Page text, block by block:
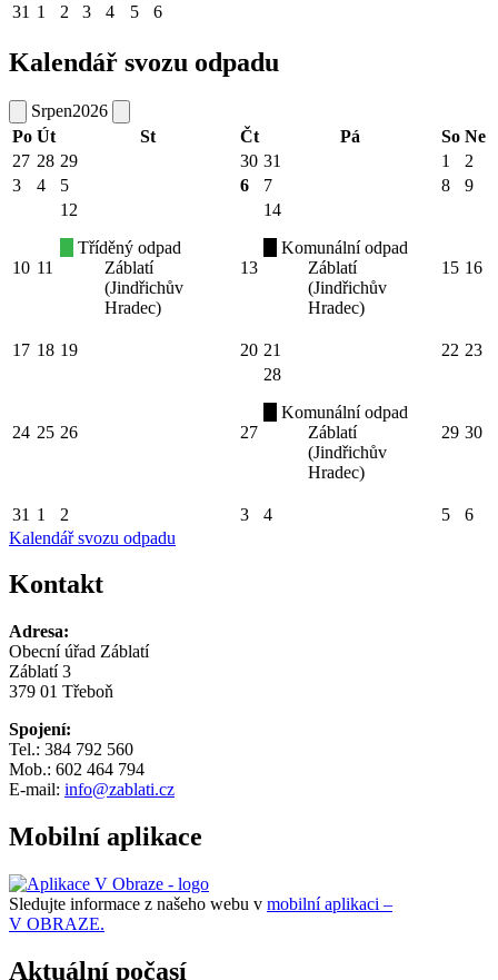
31 1 2 3 4 5 6
Kalendář svozu odpadu
Srpen2026
Po Út St Čt Pá So Ne
27 28 29 30 31 1
2
3
4 5 6 7 8 9
10 11
12
Tříděný odpad
Záblatí
(Jindřichův
Hradec)
13
14
Komunální odpad
Záblatí
(Jindřichův
Hradec)
15 16
17 18 19 20 21 22 23
24 25 26 27
28
Komunální odpad
Záblatí
(Jindřichův
Hradec)
29 30
31 1 2 3 4 5
6
Kalendář svozu odpadu
Kontakt
Adresa:
Obecní úřad Záblatí
Záblatí 3
379 01 Třeboň
Spojení:
Tel.: 384 792 560
Mob.: 602 464 794
E-mail: info@zablati.cz
Mobilní aplikace
Sledujte informace z našeho webu v mobilní aplikaci –
V OBRAZE.
Aktuální počasí